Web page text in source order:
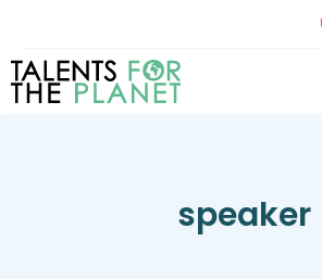
speaker